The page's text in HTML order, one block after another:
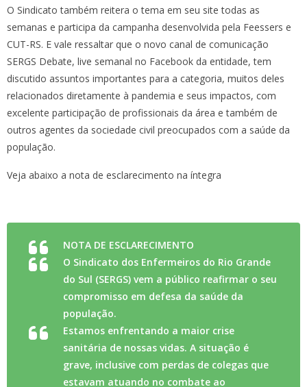
O Sindicato também reitera o tema em seu site todas as
semanas e participa da campanha desenvolvida pela Feessers e
CUT-RS. E vale ressaltar que o novo canal de comunicação
SERGS Debate, live semanal no Facebook da entidade, tem
discutido assuntos importantes para a categoria, muitos deles
relacionados diretamente à pandemia e seus impactos, com
excelente participação de profissionais da área e também de
outros agentes da sociedade civil preocupados com a saúde da
população.
Veja abaixo a nota de esclarecimento na íntegra
NOTA DE ESCLARECIMENTO
O Sindicato dos Enfermeiros do Rio Grande
do Sul (SERGS) vem a público reafirmar o seu
compromisso em defesa da saúde da
população.
Estamos enfrentando a maior crise
sanitária de nossas vidas. A situação é
grave, inclusive com perdas de colegas que
estavam atuando no combate ao